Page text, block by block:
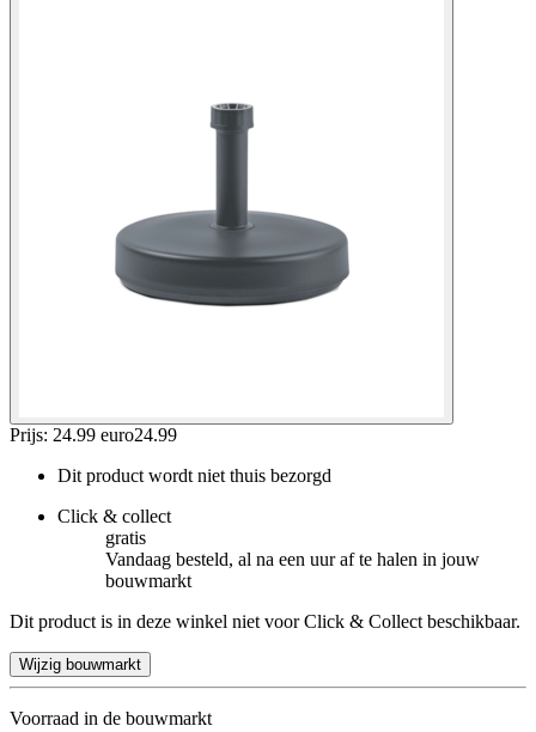
Prijs: 24.99 euro24.99
Dit product wordt niet thuis bezorgd
Click & collect
gratis
Vandaag besteld, al na een uur af te halen in jouw
bouwmarkt
Dit product is in deze winkel niet voor Click & Collect beschikbaar.
Wijzig bouwmarkt
Voorraad in de bouwmarkt